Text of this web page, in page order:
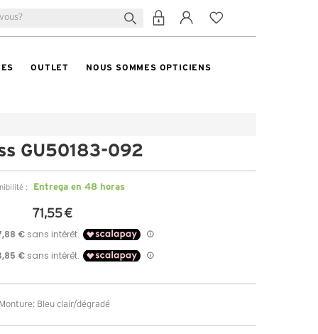
OUTLET NOUS SOMMES OPTICIENS
GU50183-092
: Entrega en 48 horas
71,55 €
Monture: Bleu clair/dégradé